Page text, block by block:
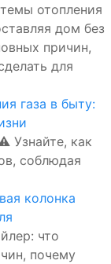
отопления
дом без
причин,
для
газа в быту:
Узнайте, как
соблюдая
колонка
что
почему